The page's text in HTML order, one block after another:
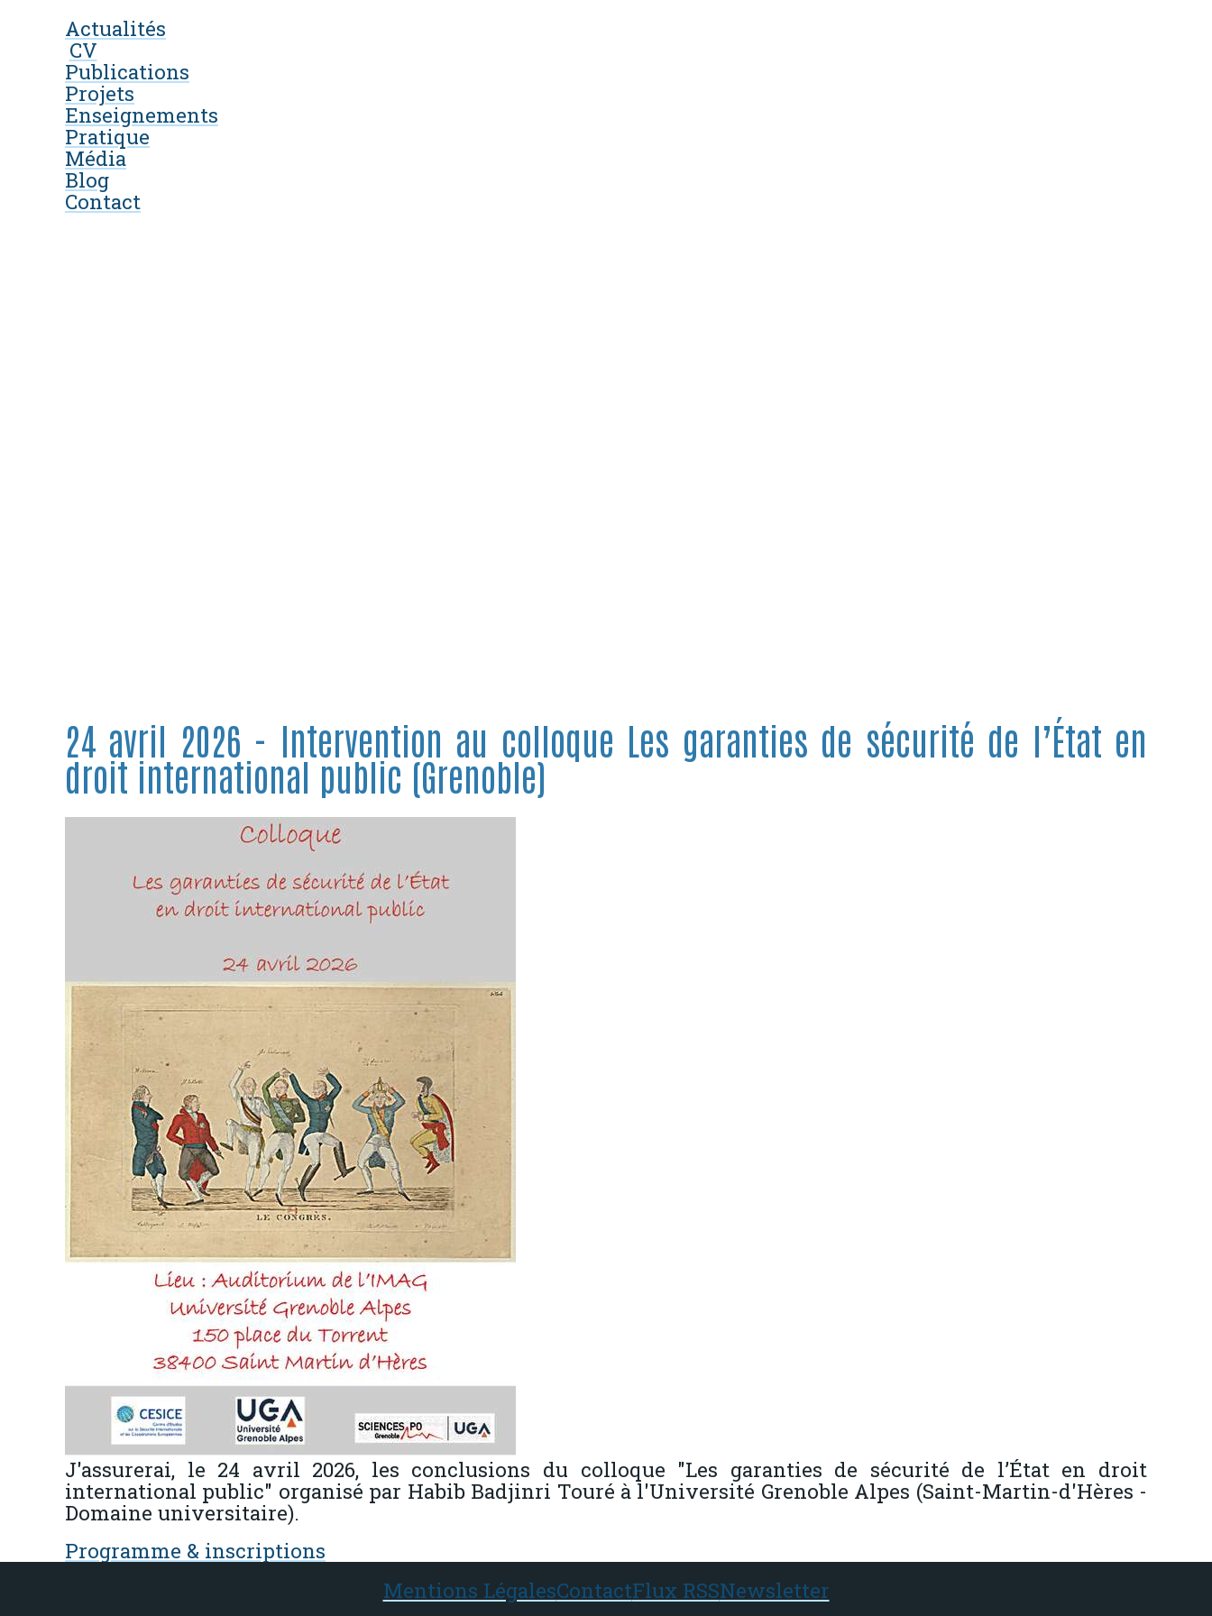
Actualités
CV
Publications
Projets
Enseignements
Pratique
Média
Blog
Contact
24 avril 2026 - Intervention au colloque Les garanties de sécurité de l’État en
droit international public (Grenoble)
J'assurerai, le 24 avril 2026, les conclusions du colloque "Les garanties de sécurité de l’État en droit
international public" organisé par Habib Badjinri Touré à l'Université Grenoble Alpes (Saint-Martin-d'Hères -
Domaine universitaire).
Programme & inscriptions
Mentions LégalesContactFlux RSSNewsletter